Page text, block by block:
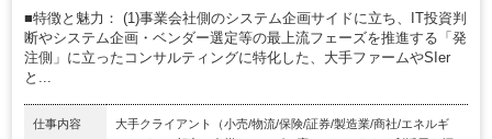
■特徴と魅力： (1)事業会社側のシステム企画サイドに立ち、IT投資判
断やシステム企画・ベンダー選定等の最上流フェーズを推進する「発
注側」に立ったコンサルティングに特化した、大手ファームやSIer
と...
仕事内容
大手クライアント（小売/物流/保険/証券/製造業/商社/エネルギ